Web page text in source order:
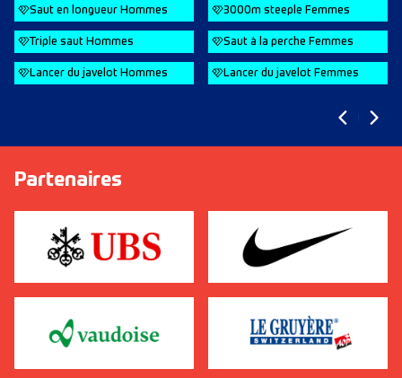
Saut en longueur Hommes
Triple saut Hommes
Lancer du javelot Hommes
3000m steeple Femmes
Saut à la perche Femmes
Lancer du javelot Femmes
Partenaires